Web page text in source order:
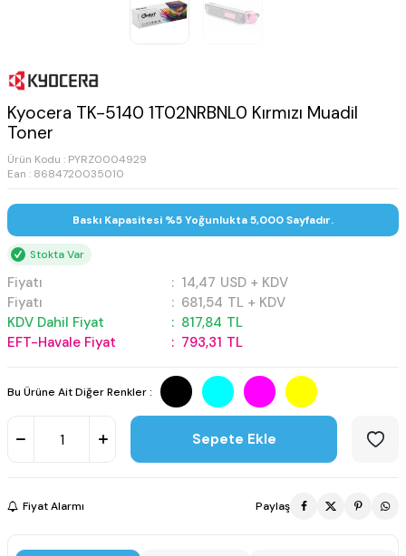
Kyocera TK-5140 1T02NRBNL0 Kırmızı Muadil
Toner
Ürün Kodu : PYRZ0004929
Ean : 8684720035010
Baskı Kapasitesi %5 Yoğunlukta 5,000 Sayfadır.
Stokta Var
Fiyatı : 14,47 USD + KDV
Fiyatı
: 681,54 TL + KDV
KDV Dahil Fiyat
: 817,84 TL
EFT-Havale Fiyat
: 793,31 TL
Bu Ürüne Ait Diğer Renkler :
Sepete Ekle
Fiyat Alarmı Paylaş